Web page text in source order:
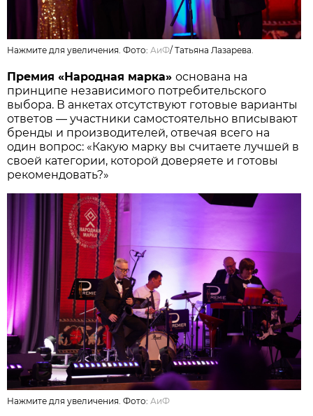
Нажмите для увеличения. Фото: АиФ/Татьяна Лазарева.
Премия «Народная марка»основана на
принципе независимого потребительского
выбора. В анкетах отсутствуют готовые варианты
ответов — участники самостоятельно вписывают
бренды и производителей, отвечая всего на
один вопрос: «Какую марку вы считаете лучшей в
своей категории, которой доверяете и готовы
рекомендовать?»
Нажмите для увеличения. Фото: АиФ